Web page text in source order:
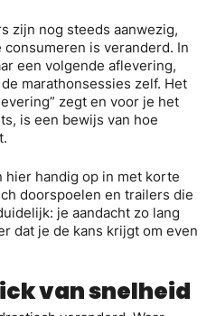
zijn nog steeds aanwezig,
consumeren is veranderd. In
een volgende aflevering,
marathonsessies zelf. Het
zegt en voor je het
is een bewijs van hoe
hier handig op in met korte
doorspoelen en trailers die
je aandacht zo lang
dat je de kans krijgt om even
van snelheid